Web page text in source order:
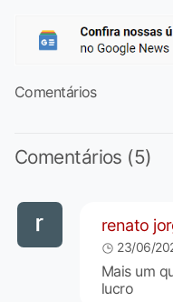
Comentários
Comentários (5)
renato
23/06/
Mais um
lucro